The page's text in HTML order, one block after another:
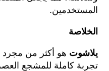
المستخدمين.
الخلاصة
يلاشوت هو أكثر من مجرد
تجربة كاملة للمشجع